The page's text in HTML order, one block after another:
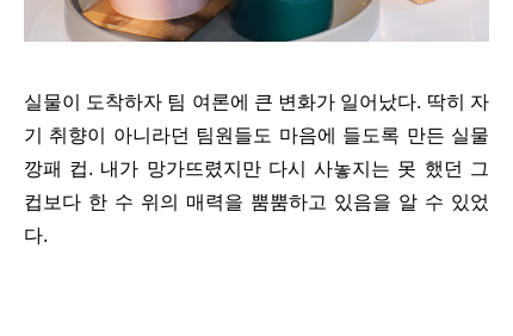
실물이 도착하자 팀 여론에 큰 변화가 일어났다. 딱히 자
기 취향이 아니라던 팀원들도 마음에 들도록 만든 실물
깡패 컵. 내가 망가뜨렸지만 다시 사놓지는 못 했던 그
컵보다 한 수 위의 매력을 뿜뿜하고 있음을 알 수 있었
다.